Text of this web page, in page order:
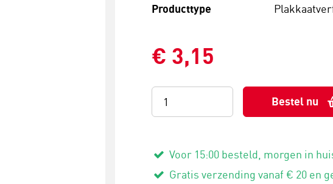
Producttype
€ 3,15
Bestel nu
Voor 15:00 besteld, morgen in
Gratis verzending vanaf € 20 en